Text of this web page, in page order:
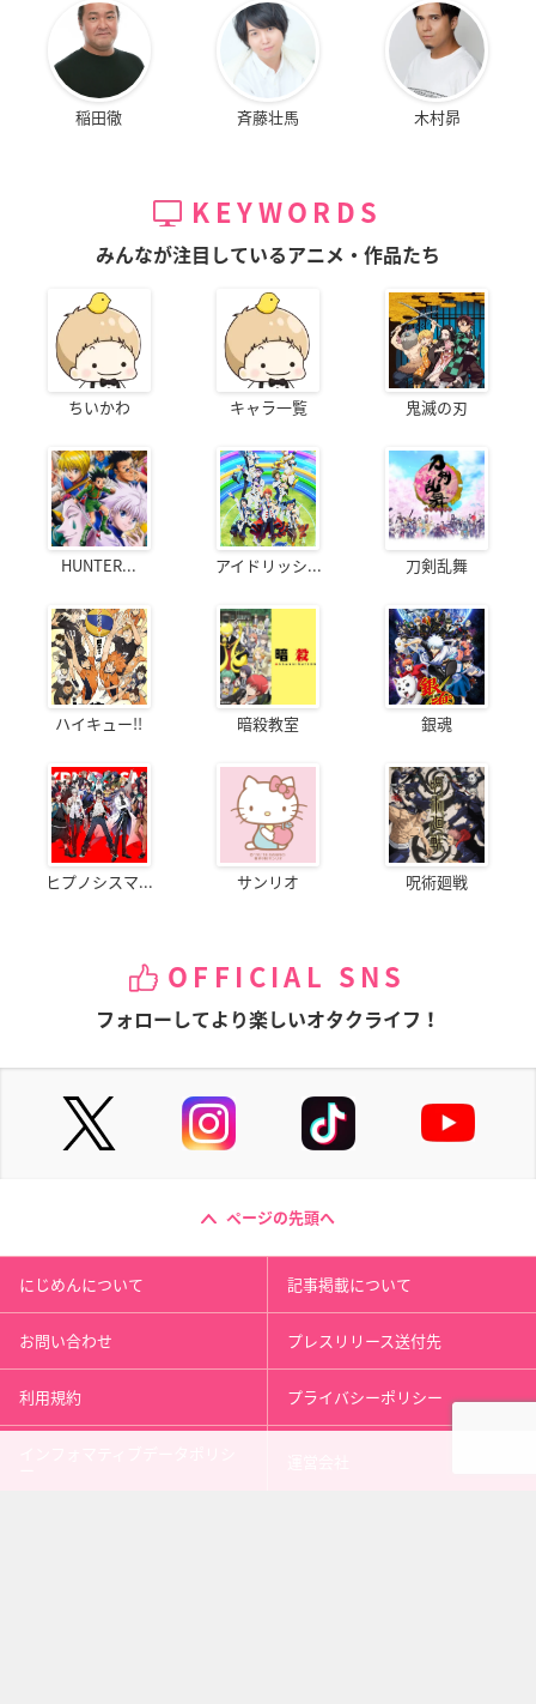
稲田徹 斉藤壮馬 木村昴
KEYWORDS
みんなが注目しているアニメ・作品たち
ちいかわ キャラ一覧 鬼滅の刃
HUNTER... アイドリッシ... 刀剣乱舞
ハイキュー!! 暗殺教室 銀魂
ヒプノシスマ... サンリオ 呪術廻戦
OFFICIAL SNS
フォローしてより楽しいオタクライフ！
ページの先頭へ
にじめんについて 記事掲載について
お問い合わせ プレスリリース送付先
利用規約 プライバシーポリシー